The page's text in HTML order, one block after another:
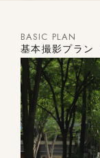
BASIC PLAN
基本撮影プラン